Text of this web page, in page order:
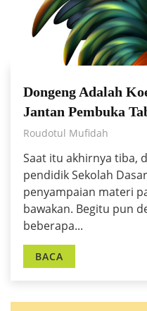
Dongeng Adalah
Jantan Pembuka
Roudotul Mufidah
Saat itu akhirnya tiba,
pendidik Sekolah
penyampaian materi
bawakan. Begitu pun
beberapa...
BACA